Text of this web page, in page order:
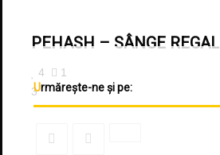
PEHASH – SÂNGE REGAL
4
1
3 Urmărește-ne și pe: